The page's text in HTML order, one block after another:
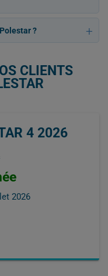
?
CLIENTS
4 2026
2026